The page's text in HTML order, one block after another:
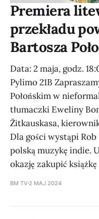
Premiera
przekładu
Bartosza
Data: 2 maja, godz.
Pylimo 21B
Połońskim w
tłumaczki Eweliny
Žitkauskasa,
Dla gości wystąpi
polską muzykę indie.
okazję zakupić
BM TV 2 MAJ 2024